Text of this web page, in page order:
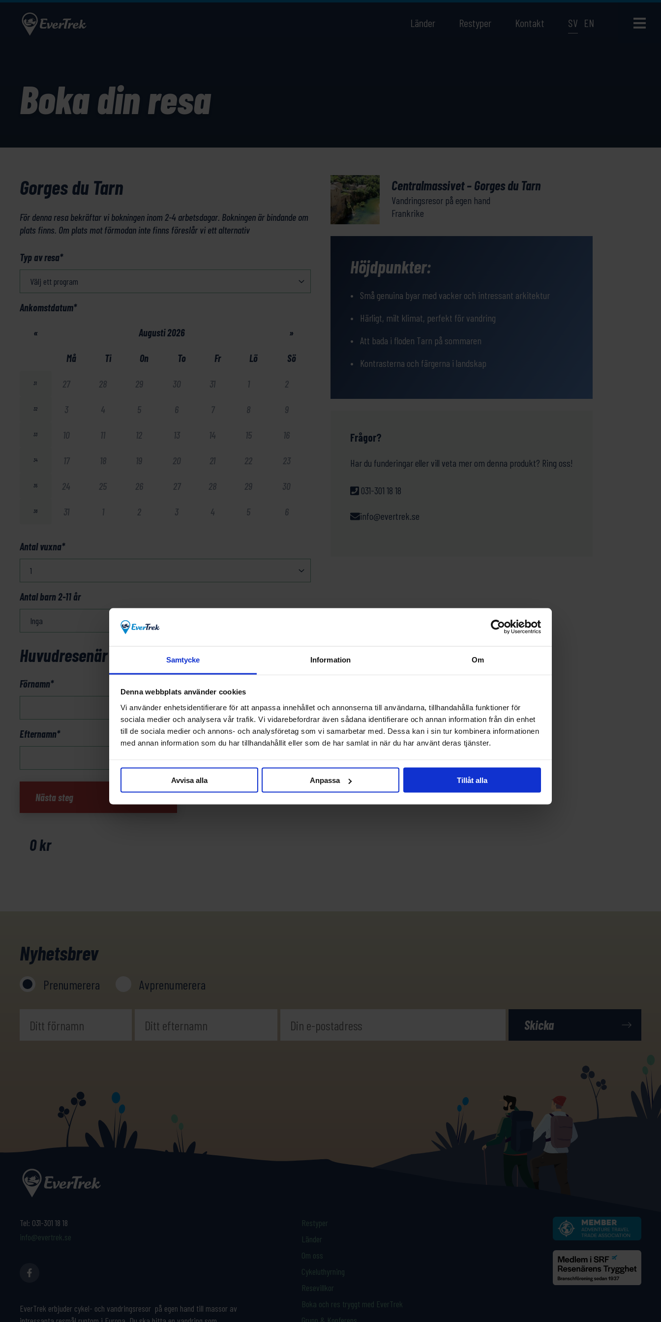
Samtycke Information Om
Denna webbplats använder cookies
Vi använder enhetsidentifierare för att anpassa innehållet och annonserna till användarna, tillhandahålla funktioner för
sociala medier och analysera vår trafik. Vi vidarebefordrar även sådana identifierare och annan information från din enhet
till de sociala medier och annons- och analysföretag som vi samarbetar med. Dessa kan i sin tur kombinera informationen
med annan information som du har tillhandahållit eller som de har samlat in när du har använt deras tjänster.
Avvisa alla Anpassa Tillåt alla
Länder Restyper Kontakt SV EN
Boka din resa
Gorges du Tarn
För denna resa bekräftar vi bokningen inom 2-4 arbetsdagar. Bokningen är bindande om
plats finns. Om plats mot förmodan inte finns föreslår vi ett alternativ
Typ av resa*
Ankomstdatum*
« Augusti 2026 »
Må Ti On To Fr Lö Sö
31 27 28 29 30 31 1 2
32 3 4 5 6 7 8 9
33 10 11 12 13 14 15 16
34 17 18 19 20 21 22 23
35 24 25 26 27 28 29 30
36 31 1 2 3 4 5 6
Antal vuxna*
Antal barn 2-11 år
Huvudresenär
Förnamn*
Efternamn*
Tarn
Nästa steg
0kr
Centralmassivet – Gorges du Tarn
Vandringsresor på egen hand
Frankrike
Höjdpunkter:
Små genuina byar med vacker och intressant arkitektur
Härligt, milt klimat, perfekt för vandring
Att bada i floden Tarn på sommaren
Kontrasterna och färgerna i landskap
Frågor?
Har du funderingar eller vill veta mer om denna produkt? Ring oss!
031-301 18 18
info@evertrek.se
Nyhetsbrev
Prenumerera Avprenumerera
Tel: 031-301 18 18
info@evertrek.se
EverTrek erbjuder cykel- och vandringsresor på egen hand till massor av
Restyper
Länder
Om oss
Cykeluthyrning
Resevillkor
Boka och res tryggt med EverTrek